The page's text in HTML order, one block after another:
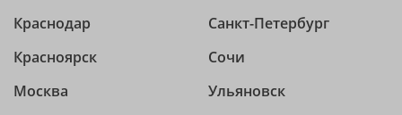
Краснодар
Красноярск
Москва
Санкт-Петербург
Сочи
Ульяновск